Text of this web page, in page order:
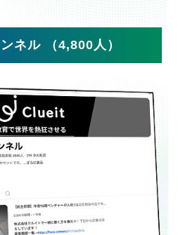
ネル （4,800人）